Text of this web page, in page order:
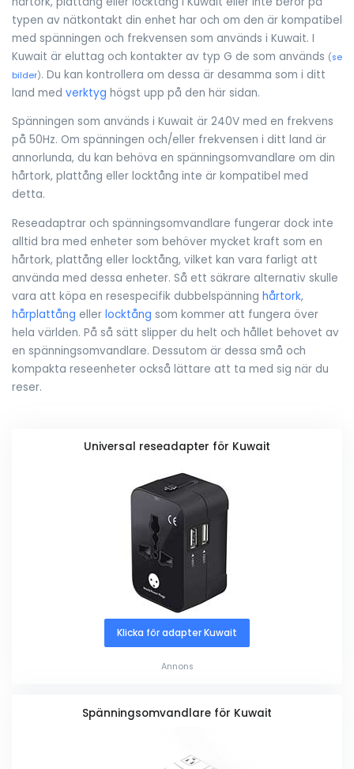
typen av nätkontakt din enhet har och om den är kompatibel
med spänningen och frekvensen som används i Kuwait. I
Kuwait är eluttag och kontakter av typ G de som används (se
bilder). Du kan kontrollera om dessa är desamma som i ditt
land med verktyg högst upp på den här sidan.
Spänningen som används i Kuwait är 240V med en frekvens
på 50Hz. Om spänningen och/eller frekvensen i ditt land är
annorlunda, du kan behöva en spänningsomvandlare om din
hårtork, plattång eller locktång inte är kompatibel med
detta.
Reseadaptrar och spänningsomvandlare fungerar dock inte
alltid bra med enheter som behöver mycket kraft som en
hårtork, plattång eller locktång, vilket kan vara farligt att
använda med dessa enheter. Så ett säkrare alternativ skulle
vara att köpa en resespecifik dubbelspänning hårtork,
hårplattång eller locktång som kommer att fungera över
hela världen. På så sätt slipper du helt och hållet behovet av
en spänningsomvandlare. Dessutom är dessa små och
kompakta reseenheter också lättare att ta med sig när du
reser.
Universal reseadapter för Kuwait
Klicka för adapter Kuwait
Annons
Spänningsomvandlare för Kuwait